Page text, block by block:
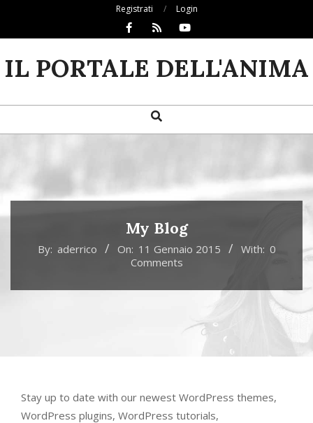
Registrati Login
IL PORTALE DELL'ANIMA
Navigation
Search
My Blog
By: aderrico On: 11 Gennaio 2015 With: 0
Comments
Stay up to date with our newest WordPress themes,
WordPress plugins, WordPress tutorials,